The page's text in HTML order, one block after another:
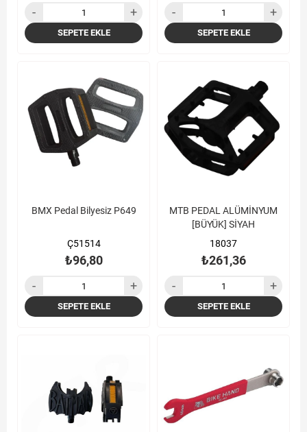
SEPETE EKLE SEPETE EKLE
BMX Pedal Bilyesiz P649
Ç51514
₺96,80
SEPETE EKLE
MTB PEDAL ALÜMİNYUM
[BÜYÜK] SİYAH
18037
₺261,36
SEPETE EKLE